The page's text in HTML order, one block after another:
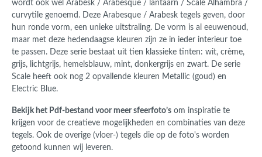
wordt ook wel Arabesk / Arabesque / lantaarn / Scale Alhambra /
curvytile genoemd. Deze Arabesque / Arabesk tegels geven, door
hun ronde vorm, een unieke uitstraling. De vorm is al eeuwenoud,
maar met deze hedendaagse kleuren zijn ze in ieder interieur toe
te passen. Deze serie bestaat uit tien klassieke tinten: wit, crème,
grijs, lichtgrijs, hemelsblauw, mint, donkergrijs en zwart. De serie
Scale heeft ook nog 2 opvallende kleuren Metallic (goud) en
Electric Blue.
Bekijk het Pdf-bestand voor meer sfeerfoto’s om inspiratie te
krijgen voor de creatieve mogelijkheden en combinaties van deze
tegels. Ook de overige (vloer-) tegels die op de foto's worden
getoond kunnen wij leveren.